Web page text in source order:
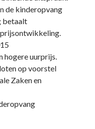
de kinderopvang
betaalt
hogere uurprijs.
op voorstel
Zaken en